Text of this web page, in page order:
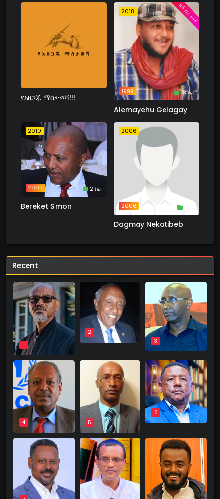
የአዘጋጁ ማስታወሻ!!!
2018
1999 18 ስራ
ከ5 ስራ በላይ
Alemayehu Gelagay
2010
2003 2 ስራ
Bereket Simon
2006
2006
Dagmay Nekatibeb
Recent
1
2
3
4 5
6